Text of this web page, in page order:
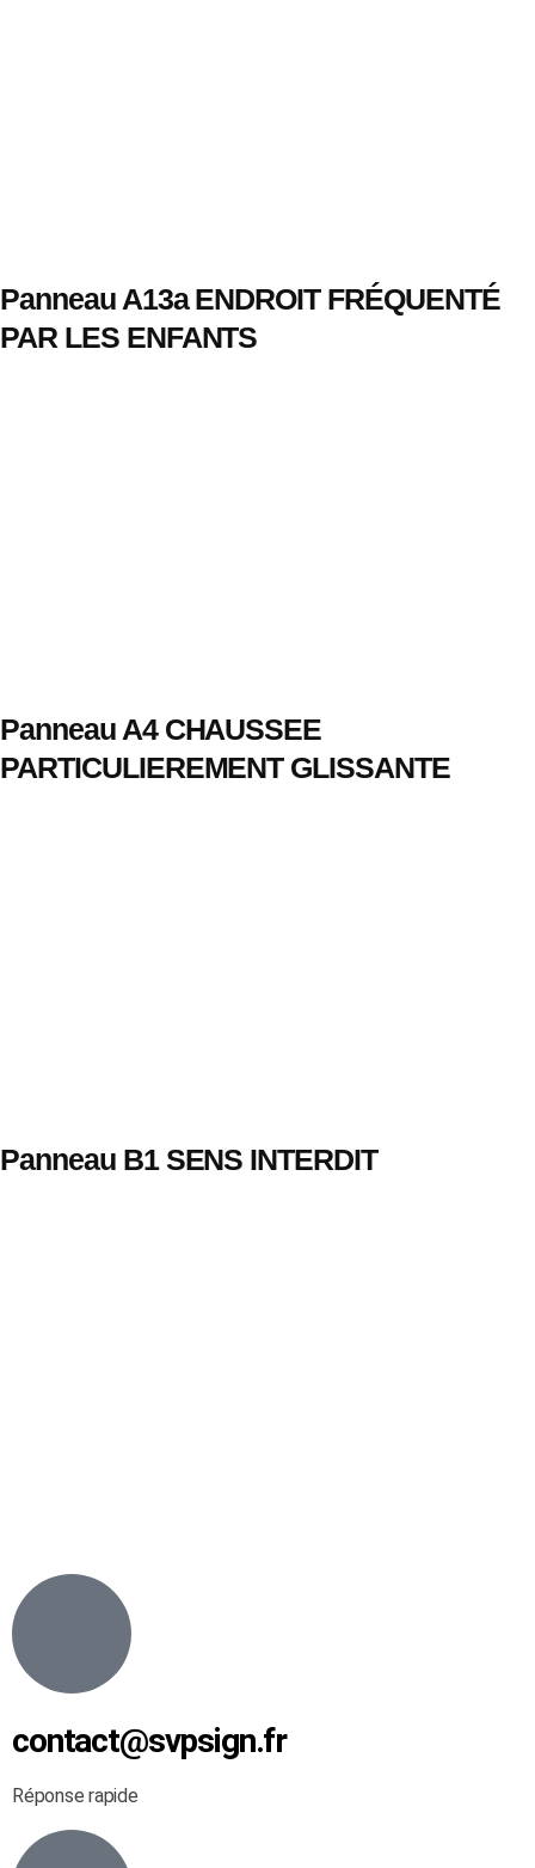
Panneau A13a ENDROIT FRÉQUENTÉ
PAR LES ENFANTS
Panneau A4 CHAUSSEE
PARTICULIEREMENT GLISSANTE
Panneau B1 SENS INTERDIT
contact@svpsign.fr
Réponse rapide